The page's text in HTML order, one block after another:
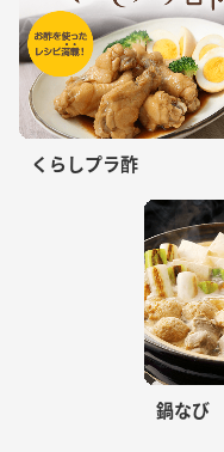
くらしプラ酢
鍋なび